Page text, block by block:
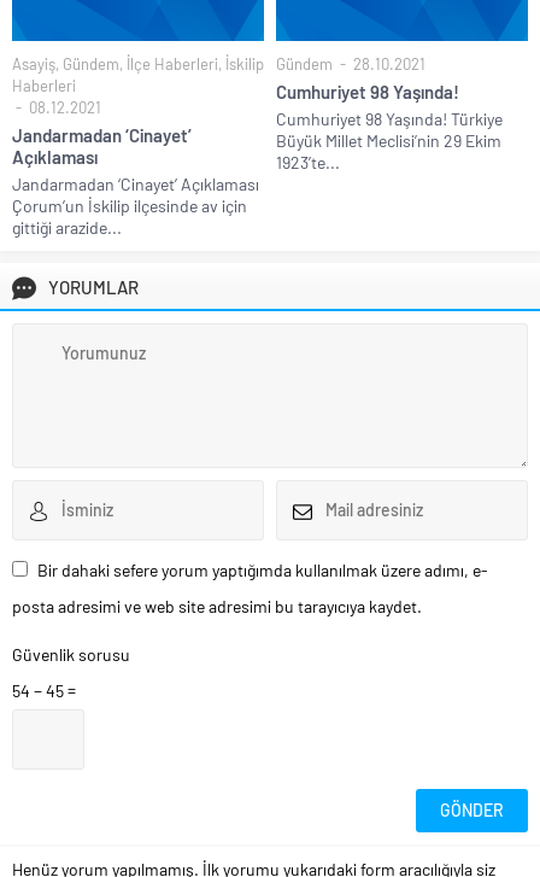
Asayiş, Gündem, İlçe Haberleri, İskilip
Haberleri
08.12.2021
Jandarmadan ‘Cinayet’
Açıklaması
Jandarmadan ‘Cinayet’ Açıklaması
Çorum’un İskilip ilçesinde av için
gittiği arazide...
Gündem 28.10.2021
Cumhuriyet 98 Yaşında!
Cumhuriyet 98 Yaşında! Türkiye
Büyük Millet Meclisi’nin 29 Ekim
1923’te...
YORUMLAR
Bir dahaki sefere yorum yaptığımda kullanılmak üzere adımı, e-
posta adresimi ve web site adresimi bu tarayıcıya kaydet.
Güvenlik sorusu
54 − 45 =
Henüz yorum yapılmamış. İlk yorumu yukarıdaki form aracılığıyla siz